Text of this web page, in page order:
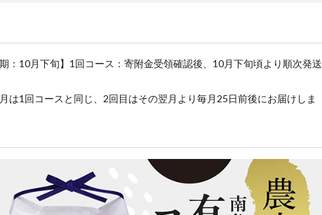
期：10月下旬】1回コース：寄附金受領確認後、10月下旬頃より順次発送
は1回コースと同じ、2回目はその翌月より毎月25日前後にお届けしま